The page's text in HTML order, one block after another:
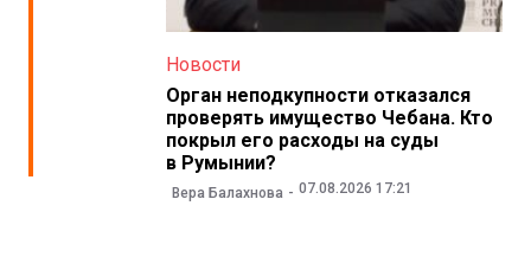
Новости
Орган неподкупности отказался
проверять имущество Чебана. Кто
покрыл его расходы на суды
в Румынии?
Вера Балахнова 07.08.2026 17:21